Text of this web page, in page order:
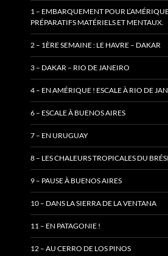
1 – EMBARQUEMENT POUR
PRÉPARATIFS MATÉRIELS ET MENTAUX.
2 – 1ÈRE SEMAINE : LE HAVRE – DAKAR
3 – DAKAR – RIO DE JANEIRO
4 – EN AMÉRIQUE ! ESCALE À RIO DE
6 – ESCALE À BUENOS AIRES
7 – EN URUGUAY
8 – LES CHALEURS TROPICALES DU
9 – PAUSE À BUENOS AIRES
10 – DANS LA SIERRA DE LA VENTANA
11 – EN PATAGONIE !
12 – AU CERRO DE LOS PINOS